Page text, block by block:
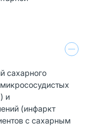
сахарного
и
(инфаркт
с сахарным